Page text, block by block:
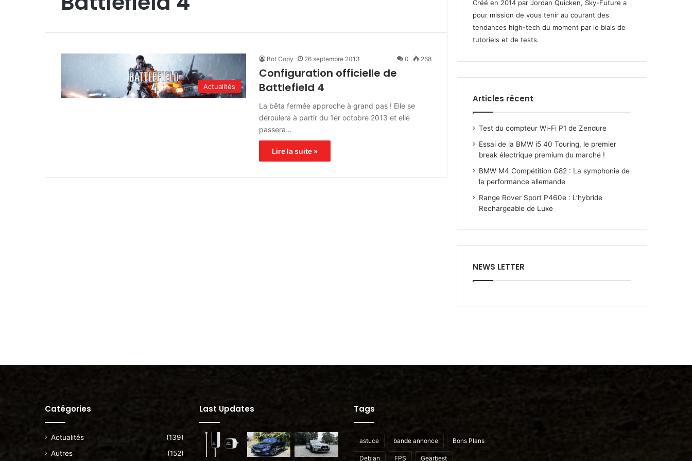
Actualités
Bot Copy 26 septembre 2013 0 268
Configuration officielle de
Battlefield 4
La bêta fermée approche à grand pas ! Elle se
déroulera à partir du 1er octobre 2013 et elle
passera…
Lire la suite »
Créé en 2014 par Jordan Quicken, Sky-Future a
pour mission de vous tenir au courant des
tendances high-tech du moment par le biais de
tutoriels et de tests.
Articles récent
Test du compteur Wi-Fi P1 de Zendure
Essai de la BMW i5 40 Touring, le premier
break électrique premium du marché !
BMW M4 Compétition G82 : La symphonie de
la performance allemande
Range Rover Sport P460e : L’hybride
Rechargeable de Luxe
NEWS LETTER
Catégories
Actualités
(139)
Autres
(152)
Last Updates Tags
astuce bande annonce Bons Plans
Debian FPS Gearbest